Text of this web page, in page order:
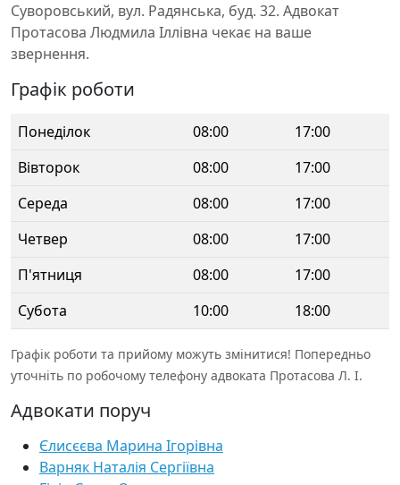
Суворовський, вул. Радянська, буд. 32. Адвокат
Протасова Людмила Іллівна чекає на ваше
звернення.
Графік роботи
Понеділок 08:00
17:00
Вівторок
08:00
17:00
Середа
08:00
17:00
Четвер
08:00
17:00
П'ятниця
08:00
17:00
Субота
10:00 18:00
Графік роботи та прийому можуть змінитися! Попередньо
уточніть по робочому телефону адвоката Протасова Л. І.
Адвокати поруч
Єлисєєва Марина Ігорівна
Варняк Наталія Сергіївна